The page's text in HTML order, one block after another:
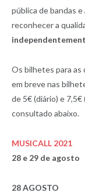
pública de bandas
reconhecer a
Os bilhetes para as
em breve nas
de 5€ (diário) e
consultado abaixo.
MUSICALL 2021
28 e 29 de agosto
28 AGOSTO